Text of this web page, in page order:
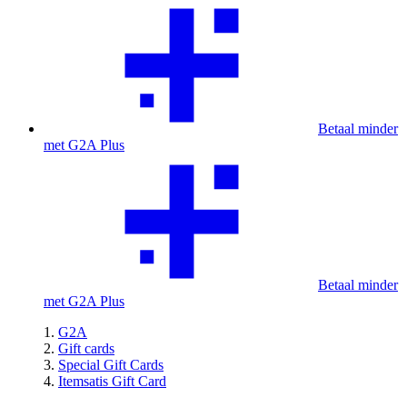
Betaal minder
met G2A Plus
Betaal minder
met G2A Plus
G2A
Gift cards
Special Gift Cards
Itemsatis Gift Card